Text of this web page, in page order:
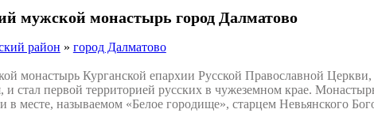
мужской монастырь город Далматово
район » город Далматово
монастырь Курганской епархии Русской Православной
и стал первой территорией русских в чужеземном крае.
в месте, называемом «Белое городище», старцем Невьянского